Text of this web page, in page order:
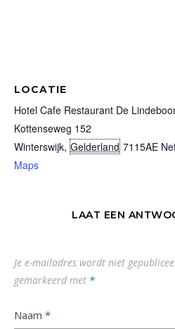
LOCATIE
Hotel Cafe Restaurant De
Kottenseweg 152
Winterswijk, Gelderland 7115AE
Maps
LAAT EEN
Je e-mailadres wordt niet
gemarkeerd met *
Naam *